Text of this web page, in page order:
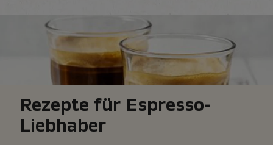
Rezepte für Espresso-
Liebhaber